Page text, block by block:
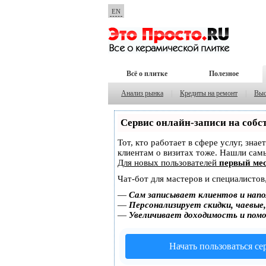
EN
Всё о плитке Полезное
Анализ рынка Кредиты на ремонт
Сервис онлайн-записи на
Тот, кто работает в сфере услуг,
клиентам о визитах тоже. Нашли
Для новых пользователей первый
Чат-бот для мастеров и
— Сам записывает клиентов и
— Персонализирует скидки,
— Увеличивает доходимость и
Начать пользоваться